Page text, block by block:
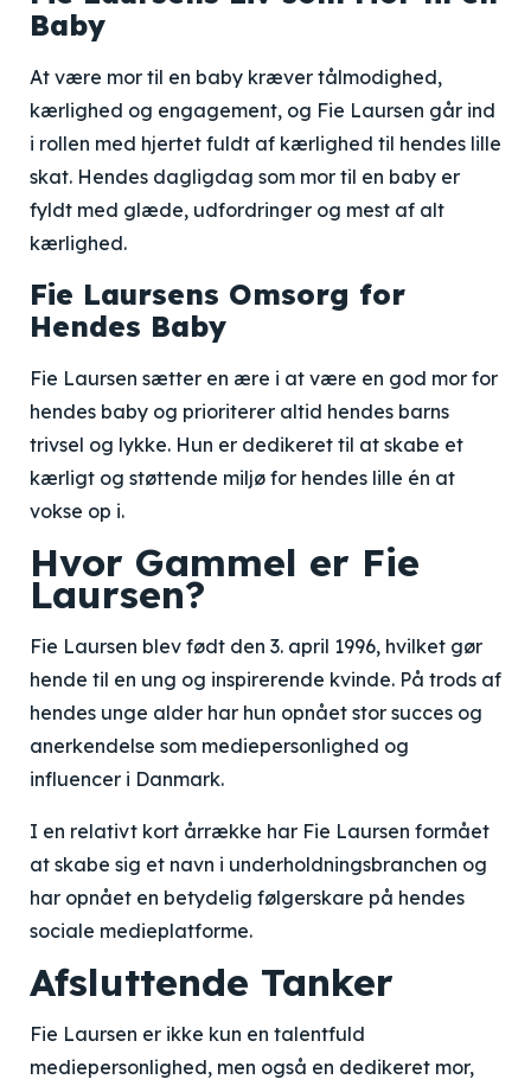
Baby
At være mor til en baby kræver tålmodighed,
kærlighed og engagement, og Fie Laursen går ind
i rollen med hjertet fuldt af kærlighed til hendes lille
skat. Hendes dagligdag som mor til en baby er
fyldt med glæde, udfordringer og mest af alt
kærlighed.
Fie Laursens Omsorg for
Hendes Baby
Fie Laursen sætter en ære i at være en god mor for
hendes baby og prioriterer altid hendes barns
trivsel og lykke. Hun er dedikeret til at skabe et
kærligt og støttende miljø for hendes lille én at
vokse op i.
Hvor Gammel er Fie
Laursen?
Fie Laursen blev født den 3. april 1996, hvilket gør
hende til en ung og inspirerende kvinde. På trods af
hendes unge alder har hun opnået stor succes og
anerkendelse som mediepersonlighed og
influencer i Danmark.
I en relativt kort årrække har Fie Laursen formået
at skabe sig et navn i underholdningsbranchen og
har opnået en betydelig følgerskare på hendes
sociale medieplatforme.
Afsluttende Tanker
Fie Laursen er ikke kun en talentfuld
mediepersonlighed, men også en dedikeret mor,